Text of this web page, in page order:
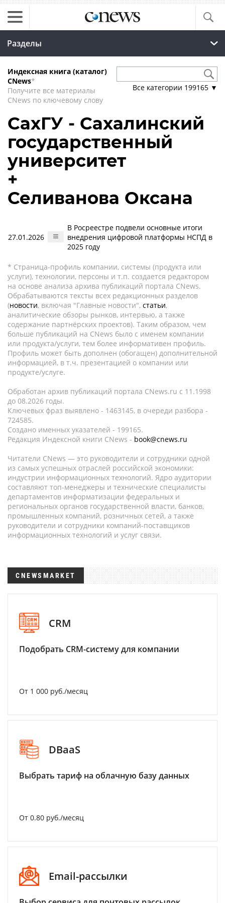
Разделы
Индексная книга (каталог)
CNews*
Получите все материалы
CNews по ключевому слову
Все категории 199165 ▼
СахГУ - Сахалинский
государственный
университет
+
Селиванова Оксана
27.01.2026
В Росреестре подвели основные итоги
внедрения цифровой платформы НСПД в
2025 году
* Страница-профиль компании, системы (продукта или
услуги), технологии, персоны и т.п. создается редактором
на основе анализа архива публикаций портала CNews.
Обрабатываются тексты всех редакционных разделов
(новости, включая "Главные новости", статьи,
аналитические обзоры рынков, интервью, а также
содержание партнёрских проектов). Таким образом, чем
больше публикаций на CNews было с именем компании
или продукта/услуги, тем более информативен профиль.
Профиль может быть дополнен (обогащен) дополнительной
информацией, в т.ч. презентацией о компании или
продукте/услуге.
Обработан архив публикаций портала CNews.ru c 11.1998
до 08.2026 годы.
Ключевых фраз выявлено - 1463145, в очереди разбора -
724585.
Создано именных указателей - 199165.
Редакция Индексной книги CNews - book@cnews.ru
Читатели CNews — это руководители и сотрудники одной
из самых успешных отраслей российской экономики:
индустрии информационных технологий. Ядро аудитории
составляют топ-менеджеры и технические специалисты
департаментов информатизации федеральных и
региональных органов государственной власти, банков,
промышленных компаний, розничных сетей, а также
руководители и сотрудники компаний-поставщиков
информационных технологий и услуг связи.
CNEWSMARKET
CRM
Подобрать CRM-систему для компании
От 1 000 руб./месяц
DBaaS
Выбрать тариф на облачную базу данных
От 0.80 руб./месяц
Email-рассылки